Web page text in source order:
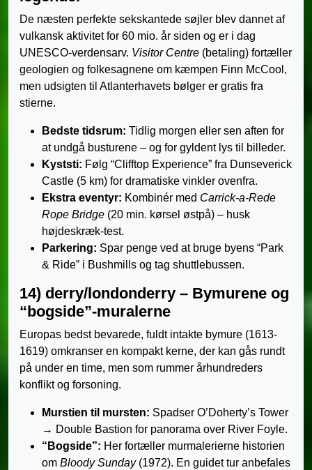
De næsten perfekte sekskantede søjler blev dannet af
vulkansk aktivitet for 60 mio. år siden og er i dag
UNESCO-verdensarv. Visitor Centre (betaling) fortæller
geologien og folkesagnene om kæmpen Finn McCool,
men udsigten til Atlanterhavets bølger er gratis fra
stierne.
Bedste tidsrum: Tidlig morgen eller sen aften for
at undgå busturene – og for gyldent lys til billeder.
Kyststi: Følg “Clifftop Experience” fra Dunseverick
Castle (5 km) for dramatiske vinkler ovenfra.
Ekstra eventyr: Kombinér med Carrick-a-Rede
Rope Bridge (20 min. kørsel østpå) – husk
højdeskræk-test.
Parkering: Spar penge ved at bruge byens “Park
& Ride” i Bushmills og tag shuttlebussen.
14) derry/londonderry – Bymurene og
“bogside”-muralerne
Europas bedst bevarede, fuldt intakte bymure (1613-
1619) omkranser en kompakt kerne, der kan gås rundt
på under en time, men som rummer århundreders
konflikt og forsoning.
Murstien til mursten: Spadser O’Doherty’s Tower
→ Double Bastion for panorama over River Foyle.
“Bogside”: Her fortæller murmalerierne historien
om Bloody Sunday(1972). En guidet tur anbefales